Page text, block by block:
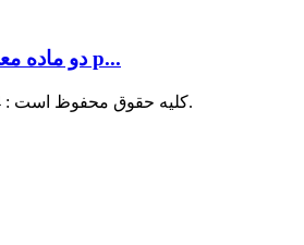
دو ماده معمول برای آسان p...
© Copyright - 2010-2024 : کلیه حقوق محفوظ است.